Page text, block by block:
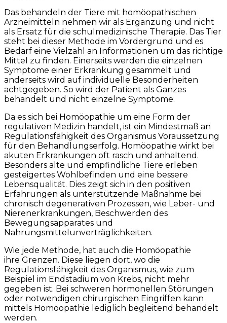
Das behandeln der Tiere mit homöopathischen
Arzneimitteln nehmen wir als Ergänzung und nicht
als Ersatz für die schulmedizinische Therapie. Das Tier
steht bei dieser Methode im Vordergrund und es
Bedarf eine Vielzahl an Informationen um das richtige
Mittel zu finden. Einerseits werden die einzelnen
Symptome einer Erkrankung gesammelt und
anderseits wird auf individuelle Besonderheiten
achtgegeben. So wird der Patient als Ganzes
behandelt und nicht einzelne Symptome.
Da es sich bei Homöopathie um eine Form der
regulativen Medizin handelt, ist ein Mindestmaß an
Regulationsfähigkeit des Organismus Voraussetzung
für den Behandlungserfolg. Homöopathie wirkt bei
akuten Erkrankungen oft rasch und anhaltend.
Besonders alte und empfindliche Tiere erleben
gesteigertes Wohlbefinden und eine bessere
Lebensqualität. Dies zeigt sich in den positiven
Erfahrungen als unterstützende Maßnahme bei
chronisch degenerativen Prozessen, wie Leber- und
Nierenerkrankungen, Beschwerden des
Bewegungsapparates und
Nahrungsmittelunverträglichkeiten.
Wie jede Methode, hat auch die Homöopathie
ihre Grenzen. Diese liegen dort, wo die
Regulationsfähigkeit des Organismus, wie zum
Beispiel im Endstadium von Krebs, nicht mehr
gegeben ist. Bei schweren hormonellen Störungen
oder notwendigen chirurgischen Eingriffen kann
mittels Homöopathie lediglich begleitend behandelt
werden.